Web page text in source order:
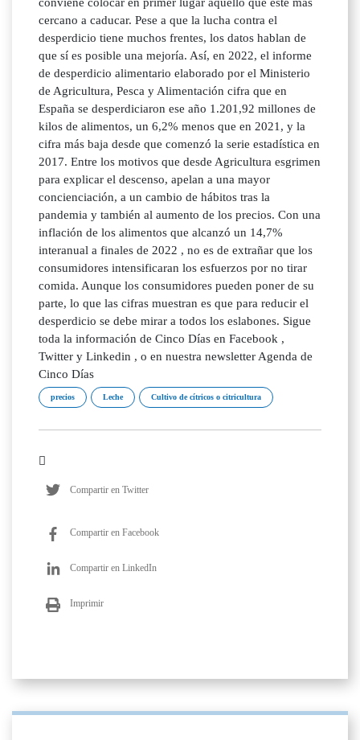
precios Leche Cultivo de cítricos o citricultura
Compartir en Twitter
Compartir en Facebook
Compartir en LinkedIn
Imprimir